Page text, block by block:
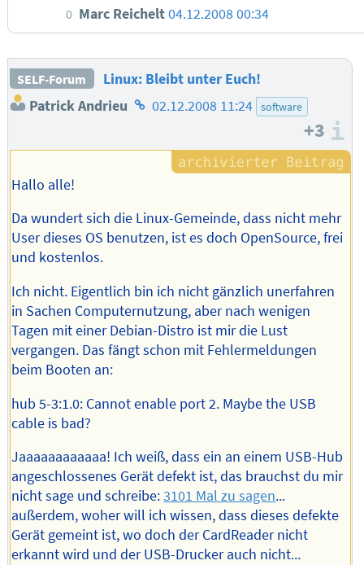
0 Marc Reichelt04.12.2008 00:34
SELF-Forum
Linux: Bleibt unter Euch!
Patrick Andrieu Homepage
Autors
02.12.2008 11:24 software
+3
Hallo alle!
Da wundert sich die Linux-Gemeinde, dass nicht mehr
User dieses OS benutzen, ist es doch OpenSource, frei
und kostenlos.
Ich nicht. Eigentlich bin ich nicht gänzlich unerfahren
in Sachen Computernutzung, aber nach wenigen
Tagen mit einer Debian-Distro ist mir die Lust
vergangen. Das fängt schon mit Fehlermeldungen
beim Booten an:
hub 5-3:1.0: Cannot enable port 2. Maybe the USB
cable is bad?
Jaaaaaaaaaaaa! Ich weiß, dass ein an einem USB-Hub
angeschlossenes Gerät defekt ist, das brauchst du mir
nicht sage und schreibe:3101 Mal zu sagen...
außerdem, woher will ich wissen, dass dieses defekte
Gerät gemeint ist, wo doch der CardReader nicht
erkannt wird und der USB-Drucker auch nicht...